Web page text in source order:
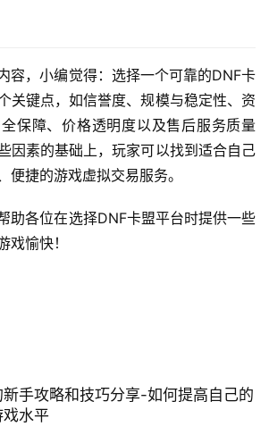
容，小编觉得：选择一个可靠的DNF卡
关键点，如信誉度、规模与稳定性、资
保障、价格透明度以及售后服务质量
因素的基础上，玩家可以找到适合自己
便捷的游戏虚拟交易服务。
助各位在选择DNF卡盟平台时提供一些
戏愉快！
手攻略和技巧分享-如何提高自己的
水平